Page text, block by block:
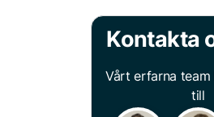
Kontakta
Vårt erfarna team
till